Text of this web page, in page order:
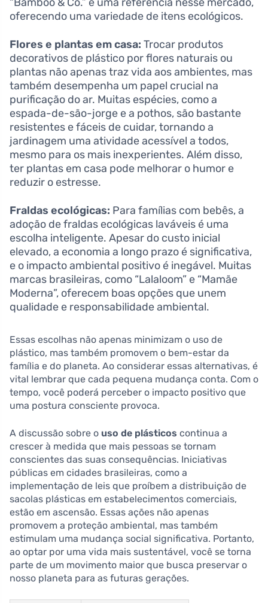
oferecendo uma variedade de itens ecológicos.
Flores e plantas em casa: Trocar produtos
decorativos de plástico por flores naturais ou
plantas não apenas traz vida aos ambientes, mas
também desempenha um papel crucial na
purificação do ar. Muitas espécies, como a
espada-de-são-jorge e a pothos, são bastante
resistentes e fáceis de cuidar, tornando a
jardinagem uma atividade acessível a todos,
mesmo para os mais inexperientes. Além disso,
ter plantas em casa pode melhorar o humor e
reduzir o estresse.
Fraldas ecológicas: Para famílias com bebês, a
adoção de fraldas ecológicas laváveis é uma
escolha inteligente. Apesar do custo inicial
elevado, a economia a longo prazo é significativa,
e o impacto ambiental positivo é inegável. Muitas
marcas brasileiras, como “Lalaloom” e “Mamãe
Moderna”, oferecem boas opções que unem
qualidade e responsabilidade ambiental.
Essas escolhas não apenas minimizam o uso de
plástico, mas também promovem o bem-estar da
família e do planeta. Ao considerar essas alternativas, é
vital lembrar que cada pequena mudança conta. Com o
tempo, você poderá perceber o impacto positivo que
uma postura consciente provoca.
A discussão sobre o uso de plásticos continua a
crescer à medida que mais pessoas se tornam
conscientes das suas consequências. Iniciativas
públicas em cidades brasileiras, como a
implementação de leis que proíbem a distribuição de
sacolas plásticas em estabelecimentos comerciais,
estão em ascensão. Essas ações não apenas
promovem a proteção ambiental, mas também
estimulam uma mudança social significativa. Portanto,
ao optar por uma vida mais sustentável, você se torna
parte de um movimento maior que busca preservar o
nosso planeta para as futuras gerações.